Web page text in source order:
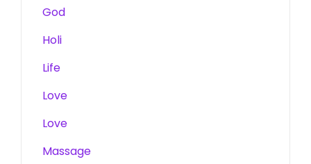
God
Holi
Life
Love
Love
Massage